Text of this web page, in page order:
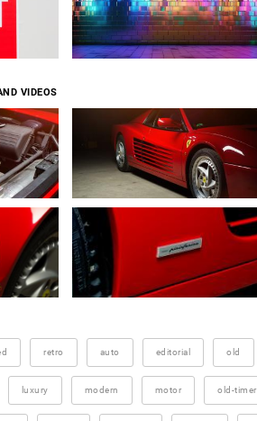
VIDEOS
retro auto editorial old
luxury modern motor old-timer